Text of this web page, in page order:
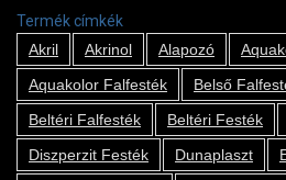
Termék címkék
Akril
Akrinol Alapozó
Aquakolor Falfesték
Belső
Beltéri Falfesték
Beltéri Festék
Diszperzit Festék
Dunaplaszt